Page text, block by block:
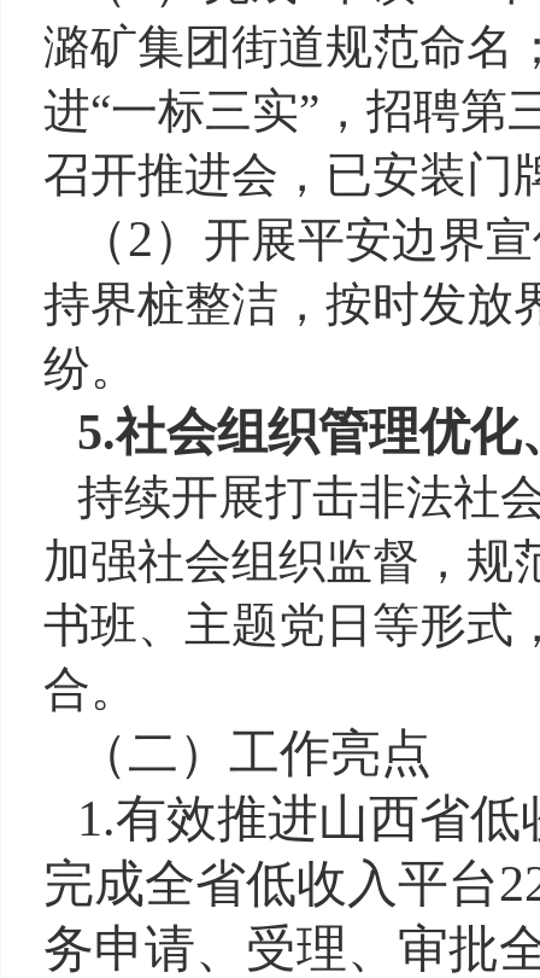
潞矿集团街道规范命名
进“一标三实”，招聘第
召开推进会，已安装门
（2） 开展平安边界
持界桩整洁，按时发放
纷。
5.社会组织管理优化
持续开展打击非法社
加强社会组织监督，规
书班、主题党日等形式
合。
（二） 工作亮点
1.有效推进山西省
完成全省低收入平台
务申请、受理、审批